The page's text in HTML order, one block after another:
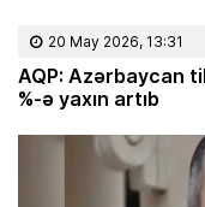
20 May 2026, 13:31
AQP: Azərbaycan
%-ə yaxın artıb